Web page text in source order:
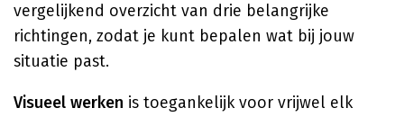
vergelijkend overzicht van drie belangrijke
richtingen, zodat je kunt bepalen wat bij jouw
situatie past.
Visueel werken is toegankelijk voor vrijwel elk